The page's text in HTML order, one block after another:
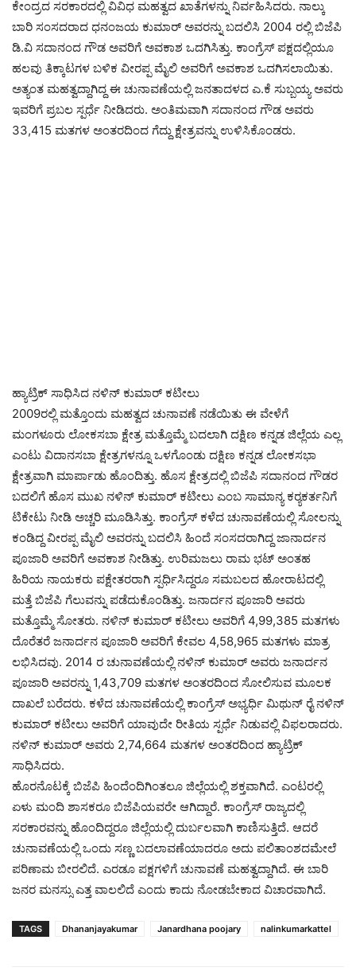
ಕೇಂದ್ರದ ಸರಕಾರದಲ್ಲಿ ವಿವಿಧ ಮಹತ್ವದ ಖಾತೆಗಳನ್ನು ನಿರ್ವಹಿಸಿದರು. ನಾಲ್ಕು
ಬಾರಿ ಸಂಸದರಾದ ಧನಂಜಯ ಕುಮಾರ್ ಅವರನ್ನು ಬದಲಿಸಿ 2004 ರಲ್ಲಿ ಬಿಜೆಪಿ
ಡಿ.ವಿ ಸದಾನಂದ ಗೌಡ ಅವರಿಗೆ ಅವಕಾಶ ಒದಗಿಸಿತ್ತು. ಕಾಂಗ್ರೆಸ್ ಪಕ್ಷದಲ್ಲಿಯೂ
ಹಲವು ತಿಕ್ಕಾಟಗಳ ಬಳಿಕ ವೀರಪ್ಪ ಮೈಲಿ ಅವರಿಗೆ ಅವಕಾಶ ಒದಗಿಸಲಾಯಿತು.
ಅತ್ಯಂತ ಮಹತ್ವದ್ದಾಗಿದ್ದ ಈ ಚುನಾವಣೆಯಲ್ಲಿ ಜನತಾದಳದ ಎ.ಕೆ ಸುಬ್ಬಯ್ಯ ಅವರು
ಇವರಿಗೆ ಪ್ರಬಲ ಸ್ಪರ್ಧೆ ನೀಡಿದರು. ಅಂತಿಮವಾಗಿ ಸದಾನಂದ ಗೌಡ ಅವರು
33,415 ಮತಗಳ ಅಂತರದಿಂದ ಗೆದ್ದು ಕ್ಷೇತ್ರವನ್ನು ಉಳಿಸಿಕೊಂಡರು.
ಹ್ಯಾಟ್ರಿಕ್ ಸಾಧಿಸಿದ ನಳಿನ್ ಕುಮಾರ್ ಕಟೀಲು
2009ರಲ್ಲಿ ಮತ್ತೊಂದು ಮಹತ್ವದ ಚುನಾವಣೆ ನಡೆಯಿತು ಈ ವೇಳೆಗೆ
ಮಂಗಳೂರು ಲೋಕಸಬಾ ಕ್ಷೇತ್ರ ಮತ್ತೊಮ್ಮೆ ಬದಲಾಗಿ ದಕ್ಷಿಣ ಕನ್ನಡ ಜಿಲ್ಲೆಯ ಎಲ್ಲ
ಎಂಟು ವಿದಾನಸಬಾ ಕ್ಷೇತ್ರಗಳನ್ನೂ ಒಳಗೊಂಡು ದಕ್ಷಿಣ ಕನ್ನಡ ಲೋಕಸಭಾ
ಕ್ಷೇತ್ರವಾಗಿ ಮಾರ್ಪಾಡು ಹೊಂದಿತ್ತು. ಹೊಸ ಕ್ಷೇತ್ರದಲ್ಲಿ ಬಿಜೆಪಿ ಸದಾನಂದ ಗೌಡರ
ಬದಲಿಗೆ ಹೊಸ ಮುಖ ನಳಿನ್ ಕುಮಾರ್ ಕಟೀಲು ಎಂಬ ಸಾಮಾನ್ಯ ಕರ‍್ಯಕರ್ತನಿಗೆ
ಟಿಕೇಟು ನೀಡಿ ಅಚ್ಚರಿ ಮೂಡಿಸಿತ್ತು. ಕಾಂಗ್ರೆಸ್ ಕಳೆದ ಚುನಾವಣೆಯಲ್ಲಿ ಸೋಲನ್ನು
ಕಂಡಿದ್ದ ವೀರಪ್ಪ ಮೈಲಿ ಅವರನ್ನು ಬದಲಿಸಿ ಹಿಂದೆ ಸಂಸದರಾಗಿದ್ದ ಜಾನಾರ್ದನ
ಪೂಜಾರಿ ಅವರಿಗೆ ಅವಕಾಶ ನೀಡಿತ್ತು. ಉರಿಮಜಲು ರಾಮ ಭಟ್ ಅಂತಹ
ಹಿರಿಯ ನಾಯಕರು ಪಕ್ಷೇತರರಾಗಿ ಸ್ಪರ್ಧಿಸಿದ್ದರೂ ಸಮಬಲದ ಹೋರಾಟದಲ್ಲಿ
ಮತ್ತೆ ಬಿಜೆಪಿ ಗೆಲುವನ್ನು ಪಡೆದುಕೊಂಡಿತ್ತು. ಜನಾರ್ದನ ಪೂಜಾರಿ ಅವರು
ಮತ್ತೊಮ್ಮೆ ಸೋತರು. ನಳಿನ್ ಕುಮಾರ್ ಕಟೀಲು ಅವರಿಗೆ 4,99,385 ಮತಗಳು
ದೊರೆತರೆ ಜನಾರ್ದನ ಪೂಜಾರಿ ಅವರಿಗೆ ಕೇವಲ 4,58,965 ಮತಗಳು ಮಾತ್ರ
ಲಭಿಸಿದವು. 2014 ರ ಚುನಾವಣೆಯಲ್ಲಿ ನಳಿನ್ ಕುಮಾರ್ ಅವರು ಜನಾರ್ದನ
ಪೂಜಾರಿ ಅವರನ್ನು 1,43,709 ಮತಗಳ ಅಂತರದಿಂದ ಸೋಲಿಸುವ ಮೂಲಕ
ದಾಖಲೆ ಬರೆದರು. ಕಳೆದ ಚುನಾವಣೆಯಲ್ಲಿ ಕಾಂಗ್ರೆಸ್ ಅಭ್ಯರ್ಧಿ ಮಿಥುನ್ ರೈ ನಳಿನ್
ಕುಮಾರ್ ಕಟೀಲು ಅವರಿಗೆ ಯಾವುದೇ ರೀತಿಯ ಸ್ಪರ್ಧೆ ನಿಡುವಲ್ಲಿ ವಿಫಲರಾದರು.
ನಳಿನ್ ಕುಮಾರ್ ಅವರು 2,74,664 ಮತಗಳ ಅಂತರದಿಂದ ಹ್ಯಾಟ್ರಿಕ್
ಸಾಧಿಸಿದರು.
ಹೊರನೊಟಕ್ಕೆ ಬಿಜೆಪಿ ಹಿಂದೆಂದಿಗಿಂತಲೂ ಜಿಲ್ಲೆಯಲ್ಲಿ ಶಕ್ತವಾಗಿದೆ. ಎಂಟರಲ್ಲಿ
ಏಳು ಮಂದಿ ಶಾಸಕರೂ ಬಿಜೆಪಿಯವರೇ ಆಗಿದ್ದಾರೆ. ಕಾಂಗ್ರೆಸ್ ರಾಜ್ಯದಲ್ಲಿ
ಸರಕಾರವನ್ನು ಹೊಂದಿದ್ದರೂ ಜಿಲ್ಲೆಯಲ್ಲಿ ದುರ್ಬಲವಾಗಿ ಕಾಣಿಸುತ್ತಿದೆ. ಆದರೆ
ಚುನಾವಣೆಯಲ್ಲಿ ಒಂದು ಸಣ್ಣ ಬದಲಾವಣೆಯಾದರೂ ಅದು ಪಲಿತಾಂಶದಮೇಲೆ
ಪರಿಣಾಮ ಬೀರಲಿದೆ. ಎರಡೂ ಪಕ್ಷಗಳಿಗೆ ಚುನಾವಣೆ ಮಹತ್ವದ್ದಾಗಿದೆ. ಈ ಬಾರಿ
ಜನರ ಮನಸ್ಸು ಎತ್ತ ವಾಲಲಿದೆ ಎಂದು ಕಾದು ನೋಡಬೇಕಾದ ವಿಚಾರವಾಗಿದೆ.
TAGS Dhananjayakumar Janardhana poojary nalinkumarkattel